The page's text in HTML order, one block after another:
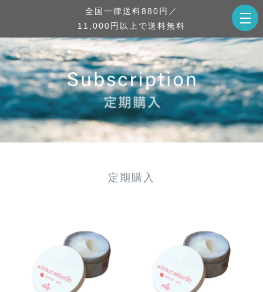
全国一律送料880円／
11,000円以上で送料無料
定期購入